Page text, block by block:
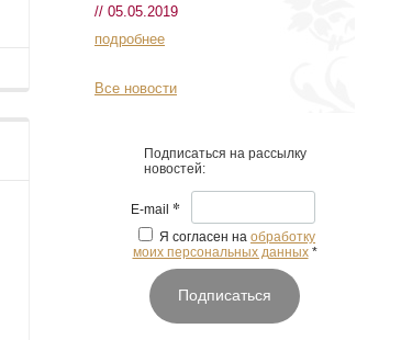
// 05.05.2019
подробнее
Все новости
Подписаться на рассылку
новостей:
E-mail *
Я согласен на обработку
моих персональных данных *
Подписаться